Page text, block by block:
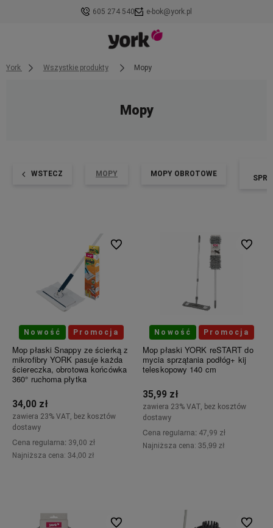
605 274 540 e-bok@york.pl
York Wszystkie produkty Mopy
Mopy
WSTECZ MOPY MOPY OBROTOWE
Promocja
Nowość
Mop płaski Snappy ze ścierką z
mikrofibry YORK pasuje każda
ściereczka, obrotowa końcówka
360° ruchoma płytka
34,00 zł
zawiera 23% VAT, bez kosztów
dostawy
Cena regularna: 39,00 zł
Najniższa cena: 34,00 zł
Do ulubionych
Promocja
Nowość
Mop płaski YORK reSTART do
mycia sprzątania podłóg+ kij
teleskopowy 140 cm
35,99 zł
zawiera 23% VAT, bez kosztów
dostawy
Cena regularna: 47,99 zł
Najniższa cena: 35,99 zł
Do
Do ulubionych Do